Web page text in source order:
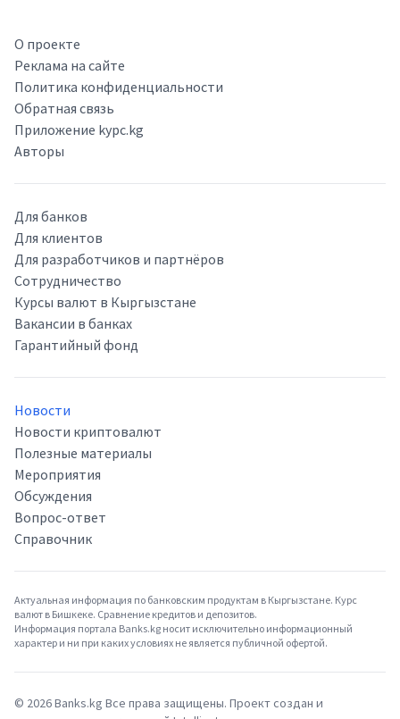
О проекте
Реклама на сайте
Политика конфиденциальности
Обратная связь
Приложение kypc.kg
Авторы
Для банков
Для клиентов
Для разработчиков и партнёров
Сотрудничество
Курсы валют в Кыргызстане
Вакансии в банках
Гарантийный фонд
Новости
Новости криптовалют
Полезные материалы
Мероприятия
Обсуждения
Вопрос-ответ
Справочник
Актуальная информация по банковским продуктам в Кыргызстане. Курс
валют в Бишкеке. Сравнение кредитов и депозитов.
Информация портала Banks.kg носит исключительно информационный
характер и ни при каких условиях не является публичной офертой.
© 2026Banks.kg Все права защищены. Проект создан и